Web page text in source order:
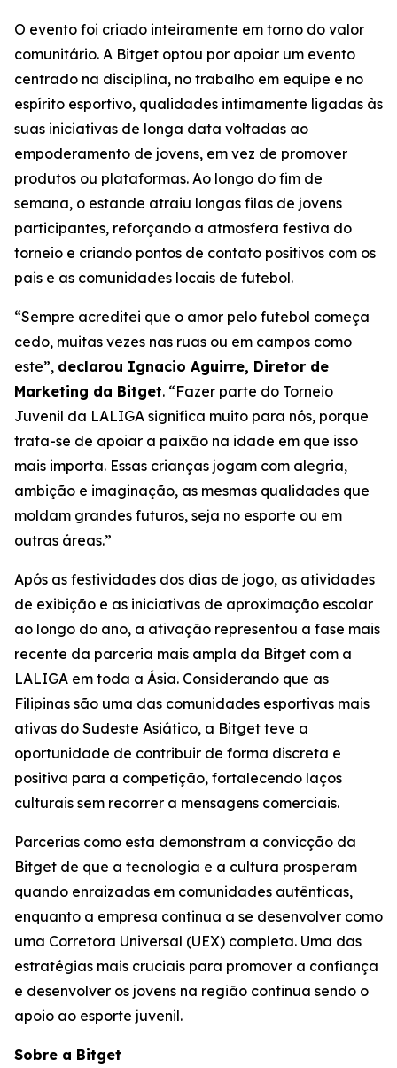
O evento foi criado inteiramente em torno do valor
comunitário. A Bitget optou por apoiar um evento
centrado na disciplina, no trabalho em equipe e no
espírito esportivo, qualidades intimamente ligadas às
suas iniciativas de longa data voltadas ao
empoderamento de jovens, em vez de promover
produtos ou plataformas. Ao longo do fim de
semana, o estande atraiu longas filas de jovens
participantes, reforçando a atmosfera festiva do
torneio e criando pontos de contato positivos com os
pais e as comunidades locais de futebol.
“Sempre acreditei que o amor pelo futebol começa
cedo, muitas vezes nas ruas ou em campos como
este”, declarou Ignacio Aguirre, Diretor de
Marketing da Bitget. “Fazer parte do Torneio
Juvenil da LALIGA significa muito para nós, porque
trata-se de apoiar a paixão na idade em que isso
mais importa. Essas crianças jogam com alegria,
ambição e imaginação, as mesmas qualidades que
moldam grandes futuros, seja no esporte ou em
outras áreas.”
Após as festividades dos dias de jogo, as atividades
de exibição e as iniciativas de aproximação escolar
ao longo do ano, a ativação representou a fase mais
recente da parceria mais ampla da Bitget com a
LALIGA em toda a Ásia. Considerando que as
Filipinas são uma das comunidades esportivas mais
ativas do Sudeste Asiático, a Bitget teve a
oportunidade de contribuir de forma discreta e
positiva para a competição, fortalecendo laços
culturais sem recorrer a mensagens comerciais.
Parcerias como esta demonstram a convicção da
Bitget de que a tecnologia e a cultura prosperam
quando enraizadas em comunidades autênticas,
enquanto a empresa continua a se desenvolver como
uma Corretora Universal (UEX) completa. Uma das
estratégias mais cruciais para promover a confiança
e desenvolver os jovens na região continua sendo o
apoio ao esporte juvenil.
Sobre a Bitget